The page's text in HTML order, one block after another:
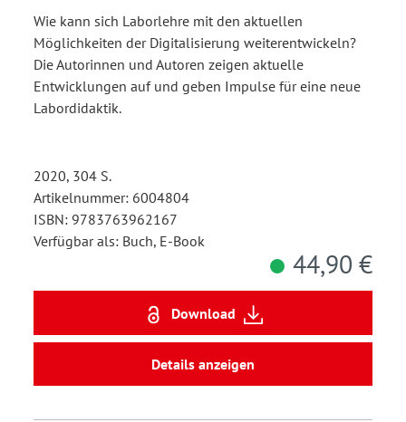
Wie kann sich Laborlehre mit den aktuellen
Möglichkeiten der Digitalisierung weiterentwickeln?
Die Autorinnen und Autoren zeigen aktuelle
Entwicklungen auf und geben Impulse für eine neue
Labordidaktik.
2020, 304 S.
Artikelnummer: 6004804
ISBN: 9783763962167
Verfügbar als: Buch, E-Book
44,90 €
Download
Details anzeigen